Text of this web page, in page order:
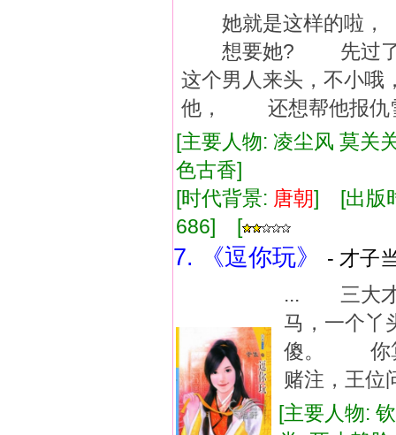
她就是这样的啦
想要她? 先过了
这个男人来头，不
他， 还想帮他报仇
[主要人物: 凌尘风 莫
色古香]
[时代背景: 唐朝] [出版
686] [
7. 《逗你玩》
- 才子
... 三大才
马，一个
傻。 你算
赌注，王
[主要人物: